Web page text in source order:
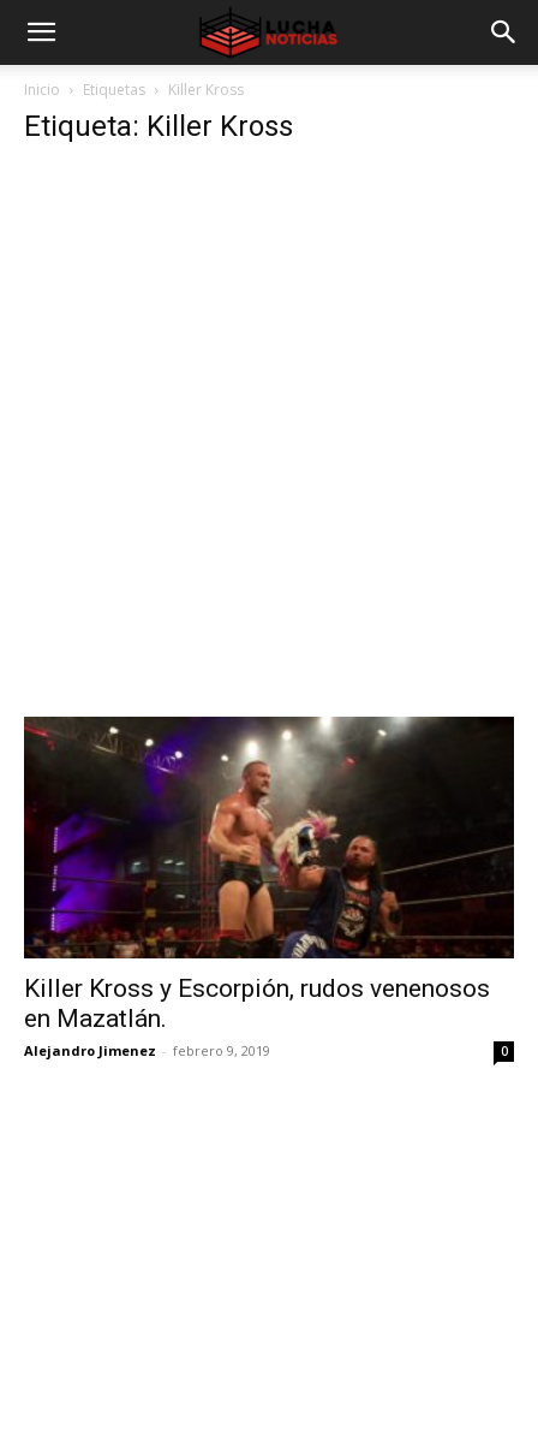
Inicio Etiquetas Killer Kross
Etiqueta: Killer Kross
Killer Kross y Escorpión, rudos venenosos
en Mazatlán.
Alejandro Jimenez - febrero 9, 2019 0